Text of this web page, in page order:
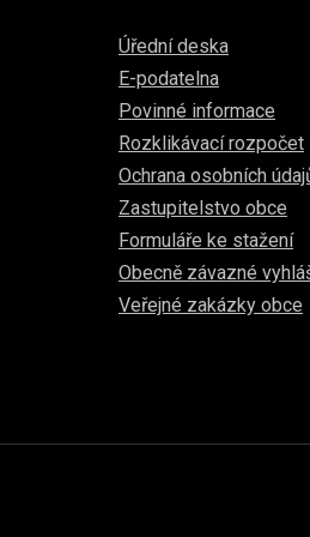
Úřední deska
E-podatelna
Povinné informace
Rozklikávací rozpočet
Ochrana osobních
Zastupitelstvo obce
Formuláře ke stažení
Obecně závazné
Veřejné zakázky obce